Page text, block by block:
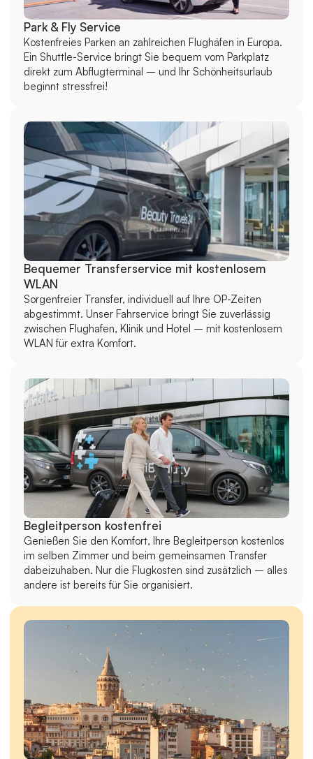
Park & ​​Fly Service
Kostenfreies Parken an zahlreichen Flughäfen in Europa.
Ein Shuttle-Service bringt Sie bequem vom Parkplatz
direkt zum Abflugterminal – und Ihr Schönheitsurlaub
beginnt stressfrei!
Bequemer Transferservice mit kostenlosem
WLAN
Sorgenfreier Transfer, individuell auf Ihre OP-Zeiten
abgestimmt. Unser Fahrservice bringt Sie zuverlässig
zwischen Flughafen, Klinik und Hotel – mit kostenlosem
WLAN für extra Komfort.
Begleitperson kostenfrei
Genießen Sie den Komfort, Ihre Begleitperson kostenlos
im selben Zimmer und beim gemeinsamen Transfer
dabeizuhaben. Nur die Flugkosten sind zusätzlich – alles
andere ist bereits für Sie organisiert.